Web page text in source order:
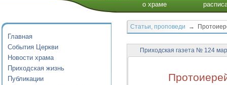
о храме
Главная
События Церкви
Новости храма
Приходская жизнь
Публикации
Статьи, проповеди →
Приходская газета № 124